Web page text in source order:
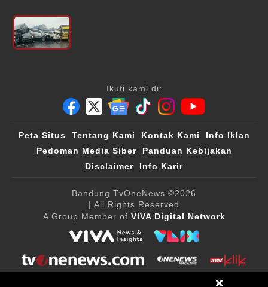
Ikuti kami di:
Peta Situs Tentang Kami Kontak Kami
Info Iklan
Pedoman Media Siber
Panduan Kebijakan
Disclaimer
Info Karir
Bandung TvOneNews ©2026
| All Rights Reserved
A Group Member of VIVA Digital Network